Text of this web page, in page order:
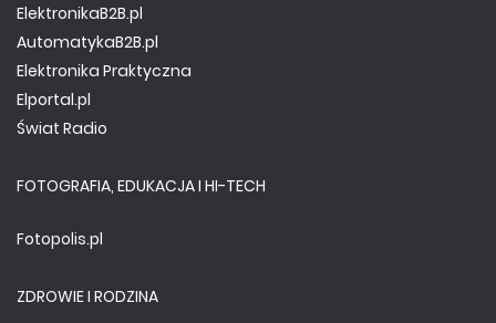
ElektronikaB2B.pl
AutomatykaB2B.pl
Elektronika Praktyczna
Elportal.pl
Świat Radio
FOTOGRAFIA, EDUKACJA I HI-TECH
Fotopolis.pl
ZDROWIE I RODZINA